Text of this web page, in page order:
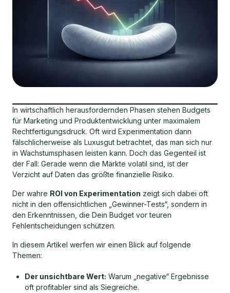
In wirtschaftlich herausfordernden Phasen stehen Budgets
für Marketing und Produktentwicklung unter maximalem
Rechtfertigungsdruck. Oft wird Experimentation dann
fälschlicherweise als Luxusgut betrachtet, das man sich nur
in Wachstumsphasen leisten kann. Doch das Gegenteil ist
der Fall: Gerade wenn die Märkte volatil sind, ist der
Verzicht auf Daten das größte finanzielle Risiko.
Der wahre ROI von Experimentation zeigt sich dabei oft
nicht in den offensichtlichen „Gewinner-Tests“, sondern in
den Erkenntnissen, die Dein Budget vor teuren
Fehlentscheidungen schützen.
In diesem Artikel werfen wir einen Blick auf folgende
Themen:
Der unsichtbare Wert: Warum „negative“ Ergebnisse
oft profitabler sind als Siegreiche.